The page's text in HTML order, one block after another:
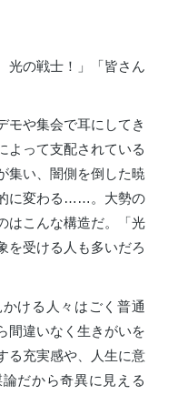
光の戦士！」「皆さん
や集会で耳にしてき
よって支配されている
集い、闇側を倒した暁
に変わる……。大勢の
はこんな構造だ。「光
を受ける人も多いだろ
ける人々はごく普通
間違いなく生きがいを
る充実感や、人生に意
だから奇異に見える